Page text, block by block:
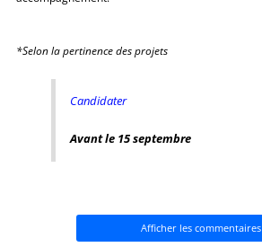
*Selon la pertinence des projets
Candidater
Avant le 15 septembre
Afficher les commentaires